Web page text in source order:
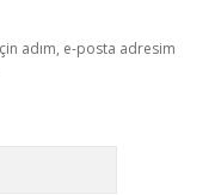
adım, e-posta adresim